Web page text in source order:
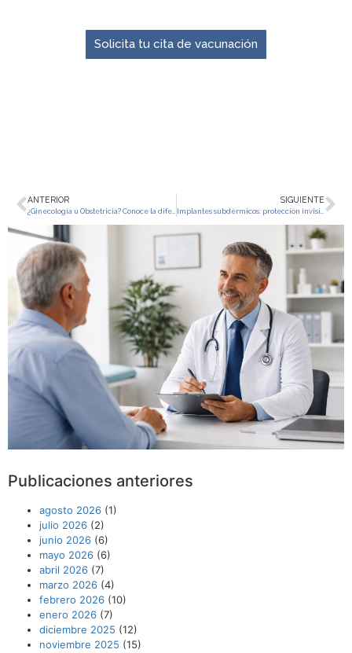
Solicita tu cita de vacunación
ANTERIOR
¿Ginecología u Obstetricia? Conoce la diferencia y cuida tu salud femenina
SIGUIENTE
Implantes subdérmicos: protección invisible y control anticonceptivo de larga duración
Publicaciones anteriores
agosto 2026 (1)
julio 2026 (2)
junio 2026 (6)
mayo 2026 (6)
abril 2026 (7)
marzo 2026 (4)
febrero 2026 (10)
enero 2026 (7)
diciembre 2025 (12)
noviembre 2025 (15)